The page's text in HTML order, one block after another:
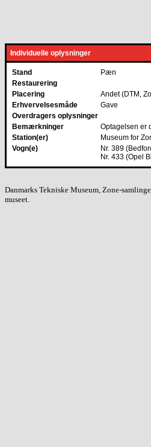
Individuelle oplysninger
Stand
Pæn
Restaurering
Placering
Andet (DTM,
Erhvervelsesmåde
Gave
Overdragers oplysninger
Bemærkninger
Optagelsen er
Station(er)
Museum for
Vogn(e)
Nr. 389
Nr. 433 (Opel
Danmarks Tekniske Museum, Zone-
museet.